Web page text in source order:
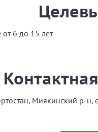
от 6 до 15 лет
Миякинский р-н,